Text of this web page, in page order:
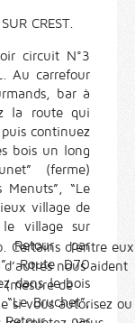
CREST.
circuit N°3
Au carrefour
bar à
la route qui
continuez
bois un long
(ferme)
Menuts”, “Le
village de
le village sur
par
Route D70
dans le bois
Bruchet”,
Certains d’entre eux
nous aident
(mesure de
si vous autorisez ou